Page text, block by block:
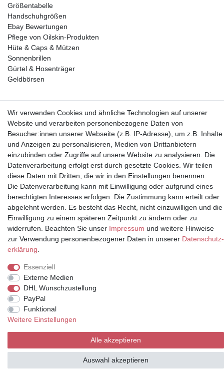
Größentabelle
Handschuhgrößen
Ebay Bewertungen
Pflege von Oilskin-Produkten
Hüte & Caps & Mützen
Sonnenbrillen
Gürtel & Hosenträger
Geldbörsen
Partner
* Alle Preise inkl.
Mehrwertsteuer und zuzüglich
Versand | **ehemaliger
© Copyright 2026 | Alle Rechte vorbehalten.
Wir verwenden Cookies und ähnliche Technologien auf unserer
Website und verarbeiten personenbezogene Daten von
Besucher:innen unserer Webseite (z.B. IP-Adresse), um z.B. Inhalte
und Anzeigen zu personalisieren, Medien von Drittanbietern
einzubinden oder Zugriffe auf unsere Website zu analysieren. Die
Datenverarbeitung erfolgt erst durch gesetzte Cookies. Wir teilen
diese Daten mit Dritten, die wir in den Einstellungen benennen.
Die Datenverarbeitung kann mit Einwilligung oder aufgrund eines
berechtigten Interesses erfolgen. Die Zustimmung kann erteilt oder
abgelehnt werden. Es besteht das Recht, nicht einzuwilligen und die
Einwilligung zu einem späteren Zeitpunkt zu ändern oder zu
widerrufen. Beachten Sie unser Impressum und weitere Hinweise
zur Verwendung personenbezogener Daten in unserer Daten­schutz­
erklärung
Essenziell
Externe Medien
DHL Wunschzustellung
PayPal
Funktional
Weitere Einstellungen
Alle akzeptieren
Auswahl akzeptieren